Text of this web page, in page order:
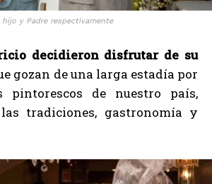
y Padre respectivamente
decidieron disfrutar de su
gozan de una larga estadía por
pintorescos de nuestro país,
tradiciones, gastronomía y